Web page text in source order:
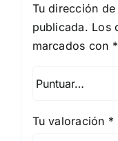
Tu dirección
publicada. Los
marcados con *
Tu valoración *